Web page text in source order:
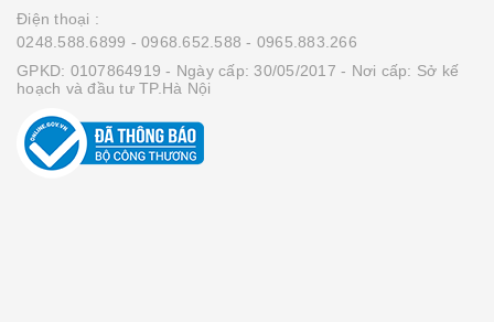
Điện thoại :
0248.588.6899 - 0968.652.588 - 0965.883.266
GPKD: 0107864919 - Ngày cấp: 30/05/2017 - Nơi cấp: Sở kế
hoạch và đầu tư TP.Hà Nội